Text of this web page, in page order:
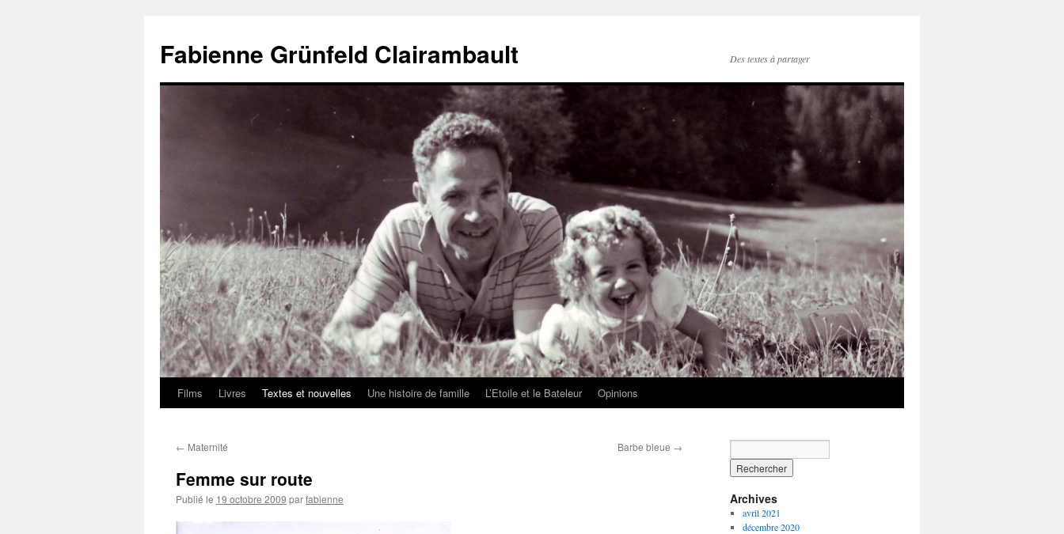
contenu
Fabienne Grünfeld Clairambault Des textes à partager
Films Livres Textes et nouvelles Une histoire de famille L’Etoile et le Bateleur Opinions
← Maternité Barbe bleue →
Femme sur route
Publié le 19 octobre 2009 parfabienne Archives
avril 2021
décembre 2020